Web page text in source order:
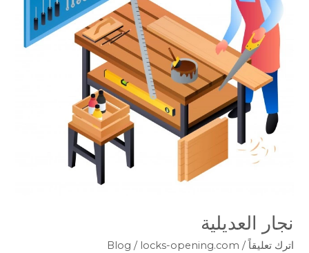
نجار العديلية
اترك تعليقاً /
Blog / locks-opening.com